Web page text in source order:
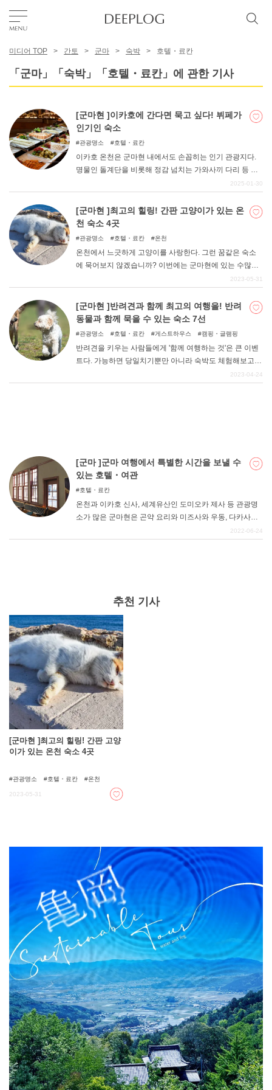
에리어
한국어
USD
DEEPLOG란
개인 정보보호
문의
미디어 TOP 간토 군마 숙박 호텔・료칸
「군마」「숙박」「호텔・료칸」에 관한 기사
[군마현 ]이카호에 간다면 묵고 싶다! 뷔페가
인기인 숙소
관광명소 호텔・료칸
이카호 온천은 군마현 내에서도 손꼽히는 인기 관광지다.
명물인 돌계단을 비롯해 정감 넘치는 가와사끼 다리 등 볼
거리가 많다. 이번 기사에서는 그런 이카호 온천의 숙소를
여 정리했습니다.
2025-01-30
[군마현 ]최고의 힐링! 간판 고양이가 있는 온
천 숙소 4곳
관광명소 호텔・료칸 온천
온천에서 느긋하게 고양이를 사랑한다. 그런 꿈같은 숙소
에 묵어보지 않겠습니까? 이번에는 군마현에 있는 수많은
숙소 중에서 '간판 고양이'를 만날 수 있는 곳을 엄선하여 정
여움으로 힐링을 즐겨보자.
2023-05-31
[군마현 ]반려견과 함께 최고의 여행을! 반려
동물과 함께 묵을 수 있는 숙소 7선
관광명소 호텔・료칸 게스트하우스 캠핑・글램핑
반려견을 키우는 사람들에게 '함께 여행하는 것'은 큰 이벤
트다. 가능하면 당일치기뿐만 아니라 숙박도 체험해보고
싶은 사람이 많을 것이다. 그래서 이번에는 반려견과 함께
2023-04-24
[군마 ]군마 여행에서 특별한 시간을 보낼 수
있는 호텔・여관
호텔・료칸
온천과 이카호 신사, 세계유산인 도미오카 제사 등 관광명
소가 많은 군마현은 곤약 요리와 미즈사와 우동, 다카사키
파스타 등 맛있는 먹거리도 많은 관광지다. 그런 군마현에
2022-06-24
추천 기사
[군마현 ]최고의 힐링! 간판 고양
이가 있는 온천 숙소 4곳
관광명소 호텔・료칸 온천
2023-05-31